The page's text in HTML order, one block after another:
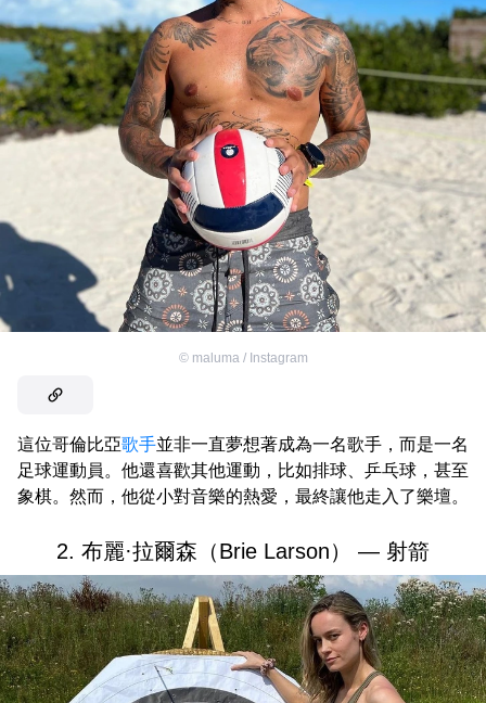
© maluma / Instagram
這位哥倫比亞歌手並非一直夢想著成為一名歌手，而是一名
足球運動員。他還喜歡其他運動，比如排球、乒乓球，甚至
象棋。然而，他從小對音樂的熱愛，最終讓他走入了樂壇。
2. 布麗·拉爾森（Brie Larson） — 射箭